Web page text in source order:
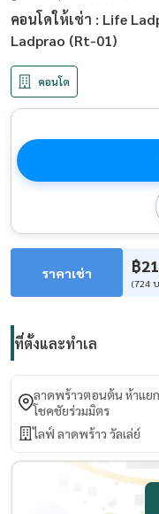
คอนโดให้เช่า : Life
Ladprao (Rt-01)
คอนโด
ราคาเช่า ฿
(724
ที่ตั้งและทำเล
ลาดพร้าวตอนต้น ห้าแย
โชคชัยร่วมมิตร
ไลฟ์ ลาดพร้าว วัลเล่ย์